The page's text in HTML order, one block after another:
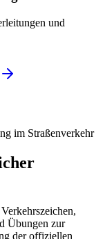
und
im Straßenverkehr
Übungen zur
der offiziellen